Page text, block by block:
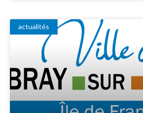
actualités